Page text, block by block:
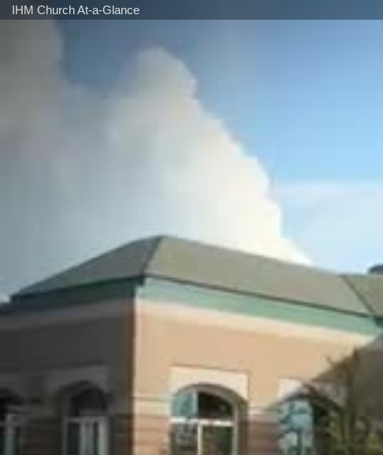
IHM Church At-a-Glance